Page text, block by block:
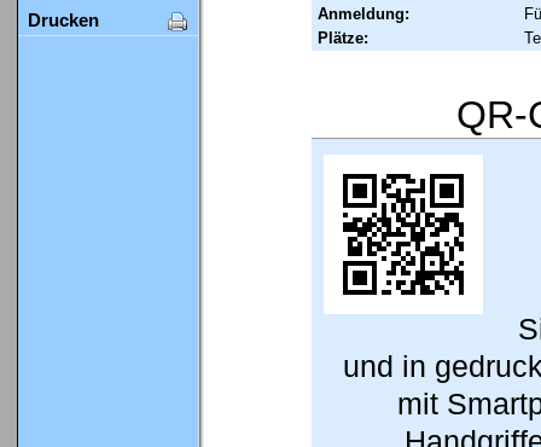
Drucken
Anmeldung:
Plätze:
QR-
und in
mit